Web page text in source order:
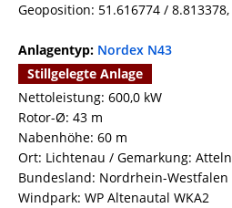
Geoposition: 51.616774 / 8.813378,
Anlagentyp: Nordex N43
Stillgelegte Anlage
Nettoleistung: 600,0 kW
Rotor-Ø: 43 m
Nabenhöhe: 60 m
Ort: Lichtenau / Gemarkung: Atteln
Bundesland: Nordrhein-Westfalen
Windpark: WP Altenautal WKA2